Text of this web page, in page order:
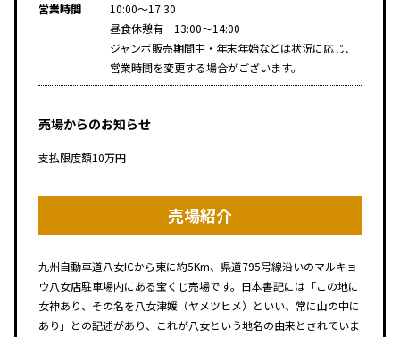
営業時間
10:00～17:30
昼食休憩有 13:00～14:00
ジャンボ販売期間中・年末年始などは状況に応じ、
営業時間を変更する場合がございます。
売場からのお知らせ
支払限度額10万円
売場紹介
九州自動車道八女ICから東に約5Km、県道795号線沿いのマルキョ
ウ八女店駐車場内にある宝くじ売場です。日本書記には「この地に
女神あり、その名を八女津媛（ヤメツヒメ）といい、常に山の中に
あり」との記述があり、これが八女という地名の由来とされていま